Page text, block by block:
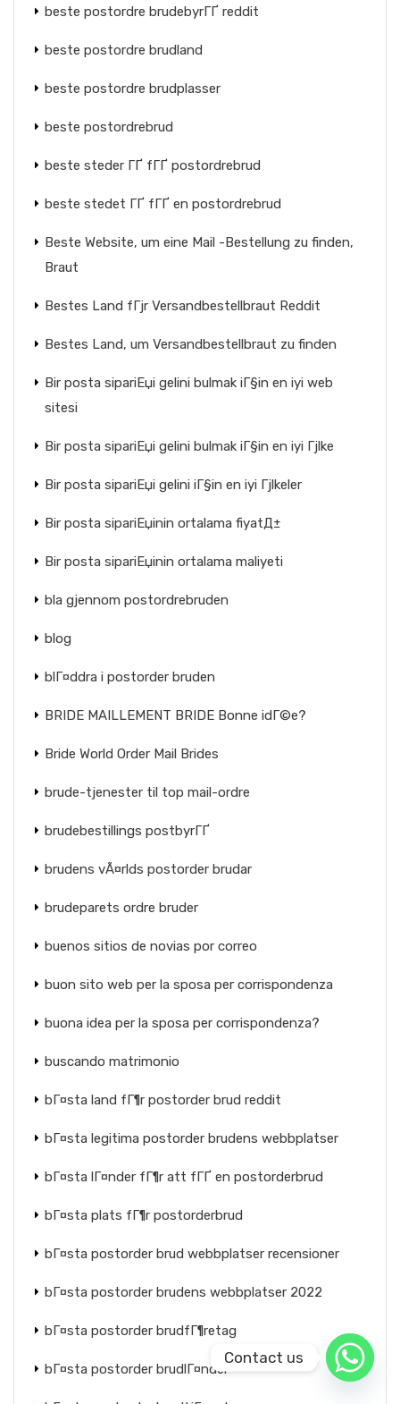
beste postordre brudebyrГҐ reddit
beste postordre brudland
beste postordre brudplasser
beste postordrebrud
beste steder ГҐ fГҐ postordrebrud
beste stedet ГҐ fГҐ en postordrebrud
Beste Website, um eine Mail -Bestellung zu finden,
Braut
Bestes Land fГјr Versandbestellbraut Reddit
Bestes Land, um Versandbestellbraut zu finden
Bir posta sipariЕџi gelini bulmak iГ§in en iyi web
sitesi
Bir posta sipariЕџi gelini bulmak iГ§in en iyi Гјlke
Bir posta sipariЕџi gelini iГ§in en iyi Гјlkeler
Bir posta sipariЕџinin ortalama fiyatД±
Bir posta sipariЕџinin ortalama maliyeti
bla gjennom postordrebruden
blog
blГ¤ddra i postorder bruden
BRIDE MAILLEMENT BRIDE Bonne idГ©e?
Bride World Order Mail Brides
brude-tjenester til top mail-ordre
brudebestillings postbyrГҐ
brudens vÃ¤rlds postorder brudar
brudeparets ordre bruder
buenos sitios de novias por correo
buon sito web per la sposa per corrispondenza
buona idea per la sposa per corrispondenza?
buscando matrimonio
bГ¤sta land fГ¶r postorder brud reddit
bГ¤sta legitima postorder brudens webbplatser
bГ¤sta lГ¤nder fГ¶r att fГҐ en postorderbrud
bГ¤sta plats fГ¶r postorderbrud
bГ¤sta postorder brud webbplatser recensioner
bГ¤sta postorder brudens webbplatser 2022
bГ¤sta postorder brudfГ¶retag
bГ¤sta postorder brudlГ¤nder
Contact us